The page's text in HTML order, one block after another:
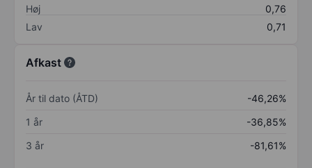
Høj
0,76
Lav
0,71
Afkast
År til dato (ÅTD)
-46,26%
1 år
-36,85%
3 år
-81,61%